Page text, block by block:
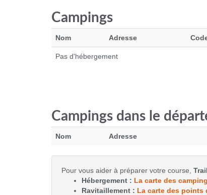
Campings
Nom Adresse
Pas d'hébergement
Campings dans le
Nom Adresse
Pour vous aider à préparer votre course,
Hébergement : La carte des
Ravitaillement : La carte des points